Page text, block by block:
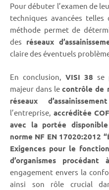
Pour débuter l’examen de
techniques avancées telles
méthode permet de
des réseaux
claire des éventuels
En conclusion, VISI 38 se
majeur dans lecontrôle de
réseaux
l’entreprise, accréditée
avec la portée
norme NF EN 17020:2012
Exigences pour le
d’organismes procédant
engagement envers la
ainsi son rôle crucial